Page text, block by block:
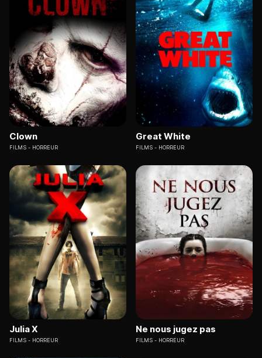
Clown
FILMS HORREUR
Great White
FILMS HORREUR
Julia X
FILMS HORREUR
Ne nous jugez pas
FILMS HORREUR